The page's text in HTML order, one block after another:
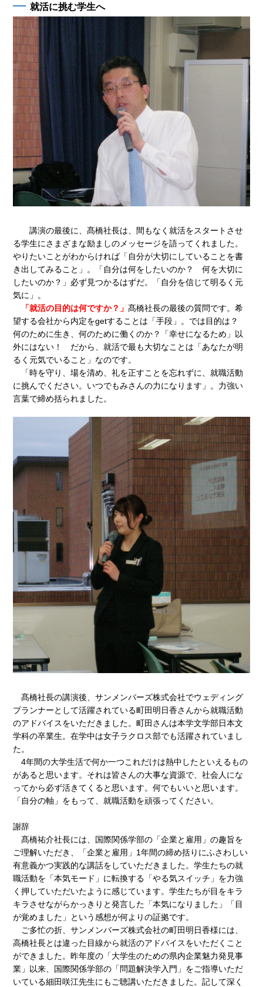
就活に挑む学生へ
講演の最後に、髙橋社長は、間もなく就活をスタートさせ
る学生にさまざまな励ましのメッセージを語ってくれました。
やりたいことがわからければ「自分が大切にしていることを書
き出してみること」。「自分は何をしたいのか？ 何を大切に
したいのか？」必ず見つかるはずだ。「自分を信じて明るく元
気に」。
「就活の目的は何ですか？」髙橋社長の最後の質問です。希
望する会社から内定をgetすることは「手段」。では目的は？
何のために生き、何のために働くのか？「幸せになるため」以
外にはない！ だから、就活で最も大切なことは「あなたが明
るく元気でいること」なのです。
「時を守り、場を清め、礼を正すことを忘れずに、就職活動
に挑んでください。いつでもみさんの力になります」。力強い
言葉で締め括られました。
髙橋社長の講演後、サンメンバーズ株式会社でウェディング
プランナーとして活躍されている町田明日香さんから就職活動
のアドバイスをいただきました。町田さんは本学文学部日本文
学科の卒業生。在学中は女子ラクロス部でも活躍されていまし
た。
4年間の大学生活で何か一つこれだけは熱中したといえるもの
があると思います。それは皆さんの大事な資源で、社会人にな
ってから必ず活きてくると思います。何でもいいと思います。
「自分の軸」をもって、就職活動を頑張ってください。
謝辞
髙橋祐介社長には、国際関係学部の「企業と雇用」の趣旨を
ご理解いただき、「企業と雇用」1年間の締め括りにふさわしい
有意義かつ実践的な講話をしていただきました。学生たちの就
職活動を「本気モード」に転換する「やる気スイッチ」を力強
く押していただいたように感じています。学生たちが目をキラ
キラさせながらかっきりと発言した「本気になりました」「目
が覚めました」という感想が何よりの証拠です。
ご多忙の折、サンメンバーズ株式会社の町田明日香様には、
高橋社長とは違った目線から就活のアドバイスをいただくこと
ができました。昨年度の「大学生のための県内企業魅力発見事
業」以来、国際関係学部の「問題解決学入門」をご指導いただ
いている細田咲江先生にもご聴講いただきました。記して深く